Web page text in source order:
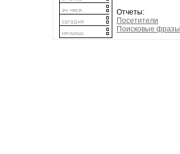
Отчеты:
Посетители
Поисковые фразы